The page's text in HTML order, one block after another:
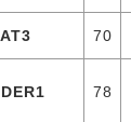
70
78